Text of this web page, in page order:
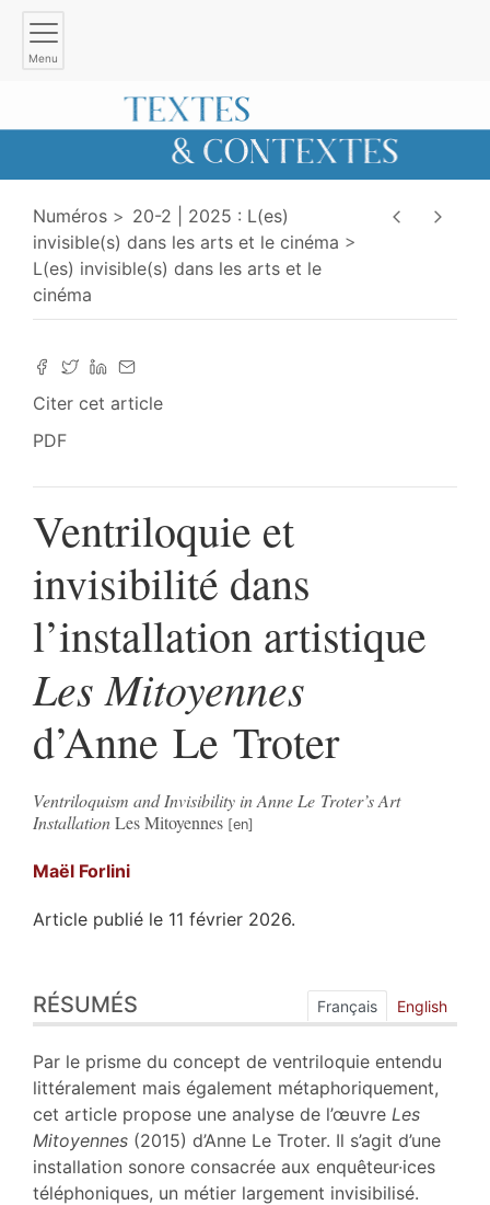
Menu
Numéros
20-2 | 2025 : L(es)
invisible(s) dans les arts et le cinéma
L(es) invisible(s) dans les arts et le
cinéma
Citer cet article
PDF
Ventriloquie et
invisibilité dans
l’installation artistique
Les Mitoyennes
d’Anne Le Troter
Ventriloquism and Invisibility in Anne Le Troter’s Art
InstallationLes Mitoyennes
Maël Forlini
Article publié le 11 février 2026.
Index
Plan
Texte
Bibliographie
Notes
Illustrations
Citer cet article
Auteur
RÉSUMÉS Français English
Par le prisme du concept de ventriloquie entendu
littéralement mais également métaphoriquement,
cet article propose une analyse de l’œuvre Les
Mitoyennes (2015) d’Anne Le Troter. Il s’agit d’une
installation sonore consacrée aux enquêteur·ices
téléphoniques, un métier largement invisibilisé.